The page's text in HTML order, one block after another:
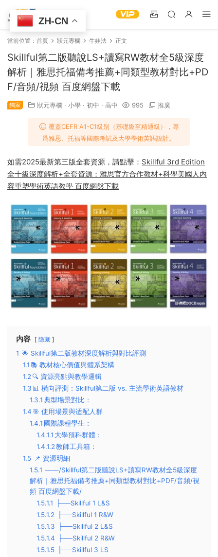
當前位置： 首頁 狀元專欄 牛娃法 正文
Skillful第二版聽說LS+讀寫RW教材全5級深度
解析｜雅思托福備考推薦+同類型教材對比+PD
F/音頻/視頻 百度網盤下載
獨家 狀元專欄 · 小學 · 初中 · 高中 995 推廣
覆蓋CEFR A1-C1級别（基礎級至精通級），專
爲雅思、托福等國際考試及大學學術英語設計。
如需2025最新第三版全套資源，請點擊： Skillful 3rd Edition
全十級深度解析+全套資源：雅思官方合作教材+科學美國人内
容重塑學術英語教學 百度網盤下載
内容 隐藏
1 🌟 ​​Skillful第二版教材深度解析與對比評測​​
1.1​​📚 教材核心價值與體系架構​​
1.2​​🔍 資源亮點與教學邏輯​​
1.3 ​​📊 橫向評測：Skillful第二版 vs. 主流學術英語教材​​
1.3.1​​典型場景對比​​：
1.4 ​​🎯 使用場景與适配人群​​
1.4.1 ​​國際課程學生​​：
1.4.1.1 ​​大學預科群體​​：
1.4.1.2​​教師工具箱​​：
1.5 📌 ​​資源明細
1.5.1 ——/Skillful第二版聽說LS+讀寫RW教材全5級深度
解析｜雅思托福備考推薦+同類型教材對比+PDF/音頻/視
頻 百度網盤下載/
1.5.1.1
├──Skillful 1 L&S
1.5.1.2
├──Skillful 1 R&W
1.5.1.3
├──Skillful 2 L&S
1.5.1.4
├──Skillful 2 R&W
1.5.1.5
├──Skillful 3 LS
ZH-CN